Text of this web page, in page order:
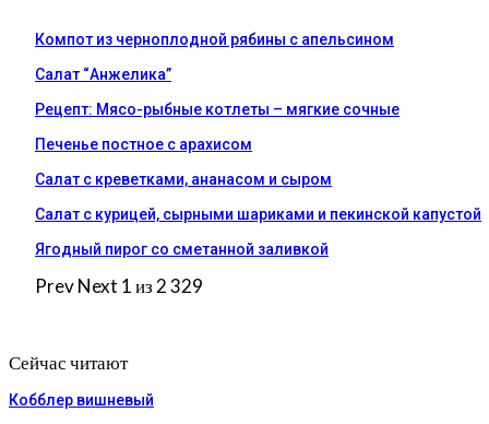
Компот из черноплодной рябины с апельсином
Салат “Анжелика”
Рецепт: Мясо-рыбные котлеты – мягкие сочные
Печенье постное с арахисом
Салат с креветками, ананасом и сыром
Салат с курицей, сырными шариками и пекинской капустой
Ягодный пирог со сметанной заливкой
PrevNext 1 из 2 329
Сейчас читают
Кобблер вишневый